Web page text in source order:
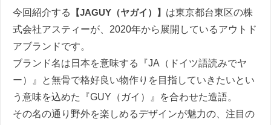
今回紹介する 【JAGUY（ヤガイ）】 は東京都台東区の株
式会社アスティーが、2020年から展開しているアウトド
アブランドです。
ブランド名は日本を意味する『JA（ドイツ語読みでヤ
ー）』と無骨で格好良い物作りを目指していきたいとい
う意味を込めた『GUY（ガイ）』を合わせた造語。
その名の通り野外を楽しめるデザインが魅力の、注目の